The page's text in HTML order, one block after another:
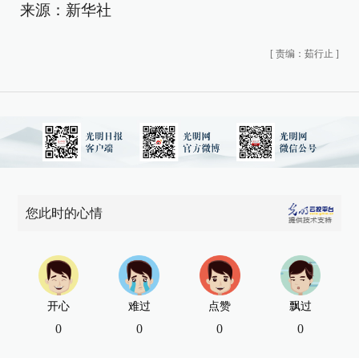
来源：新华社
[ 责编：茹行止 ]
您此时的心情
开心
0
难过
0
点赞
0
飘过
0